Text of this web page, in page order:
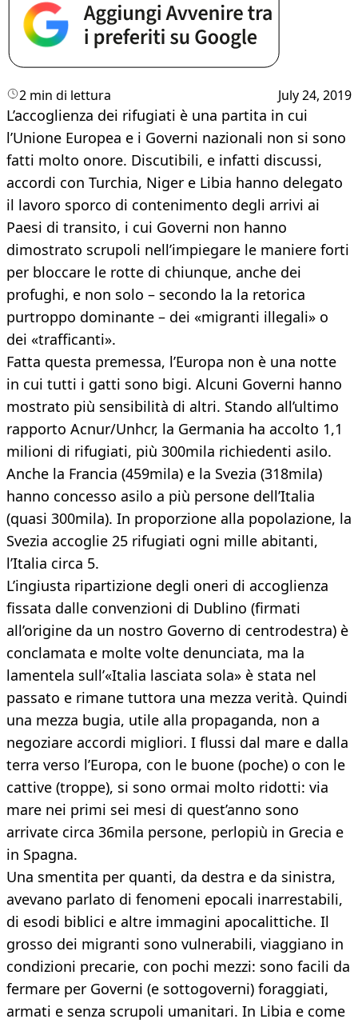
2 min di lettura July 24, 2019
L’accoglienza dei rifugiati è una partita in cui
l’Unione Europea e i Governi nazionali non si sono
fatti molto onore. Discutibili, e infatti discussi,
accordi con Turchia, Niger e Libia hanno delegato
il lavoro sporco di contenimento degli arrivi ai
Paesi di transito, i cui Governi non hanno
dimostrato scrupoli nell’impiegare le maniere forti
per bloccare le rotte di chiunque, anche dei
profughi, e non solo – secondo la la retorica
purtroppo dominante – dei «migranti illegali» o
dei «trafficanti».
Fatta questa premessa, l’Europa non è una notte
in cui tutti i gatti sono bigi. Alcuni Governi hanno
mostrato più sensibilità di altri. Stando all’ultimo
rapporto Acnur/Unhcr, la Germania ha accolto 1,1
milioni di rifugiati, più 300mila richiedenti asilo.
Anche la Francia (459mila) e la Svezia (318mila)
hanno concesso asilo a più persone dell’Italia
(quasi 300mila). In proporzione alla popolazione, la
Svezia accoglie 25 rifugiati ogni mille abitanti,
l’Italia circa 5.
L’ingiusta ripartizione degli oneri di accoglienza
fissata dalle convenzioni di Dublino (firmati
all’origine da un nostro Governo di centrodestra) è
conclamata e molte volte denunciata, ma la
lamentela sull’«Italia lasciata sola» è stata nel
passato e rimane tuttora una mezza verità. Quindi
una mezza bugia, utile alla propaganda, non a
negoziare accordi migliori. I flussi dal mare e dalla
terra verso l’Europa, con le buone (poche) o con le
cattive (troppe), si sono ormai molto ridotti: via
mare nei primi sei mesi di quest’anno sono
arrivate circa 36mila persone, perlopiù in Grecia e
in Spagna.
Una smentita per quanti, da destra e da sinistra,
avevano parlato di fenomeni epocali inarrestabili,
di esodi biblici e altre immagini apocalittiche. Il
grosso dei migranti sono vulnerabili, viaggiano in
condizioni precarie, con pochi mezzi: sono facili da
fermare per Governi (e sottogoverni) foraggiati,
armati e senza scrupoli umanitari. In Libia e come